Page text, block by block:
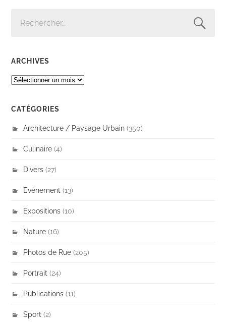
ARCHIVES
ARCHIVES
CATÉGORIES
Architecture / Paysage Urbain (350)
Culinaire (4)
Divers (27)
Evènement (13)
Expositions (10)
Nature (16)
Photos de Rue (205)
Portrait (24)
Publications (11)
Sport (2)